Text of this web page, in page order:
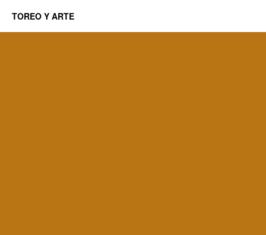
TOREO Y ARTE